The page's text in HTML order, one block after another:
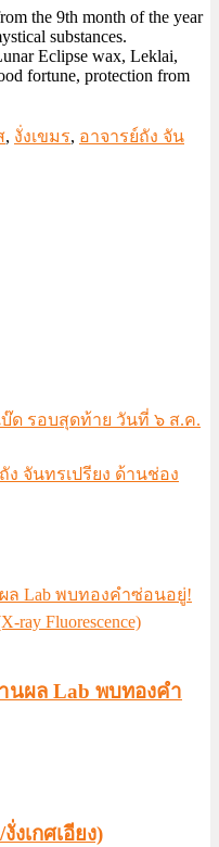
the 9th month of the year
substances.
Eclipse wax, Leklai,
fortune, protection from
, งั่งเขมร, อาจารย์ถัง จัน
ด รอบสุดท้าย วันที่ ๖ ส.ค.
จันทรเปรียง ด้านช่อง
นผล Lab พบทองคำ
งเกศเอียง)